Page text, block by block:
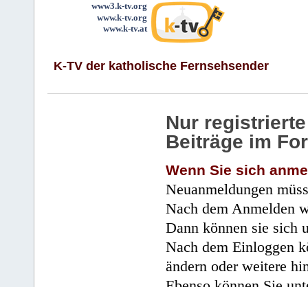
www3.k-tv.org
www.k-tv.org
www.k-tv.at
K-TV der katholische Fernsehsender
Nur
Beiträge im
Wenn Sie sich
Neuanmeldungen
Nach dem Anmelden
Dann können sie sich
Nach dem Einloggen
ändern oder weitere